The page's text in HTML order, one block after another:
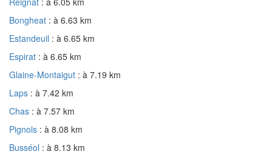
Bongheat : à 6.63 km
Estandeuil : à 6.65 km
Espirat : à 6.65 km
Glaine-Montaigut : à 7.19 km
Laps : à 7.42 km
Chas : à 7.57 km
Pignols : à 8.08 km
Busséol : à 8.13 km